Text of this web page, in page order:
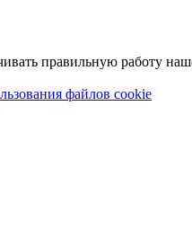
правильную работу
файлов cookie